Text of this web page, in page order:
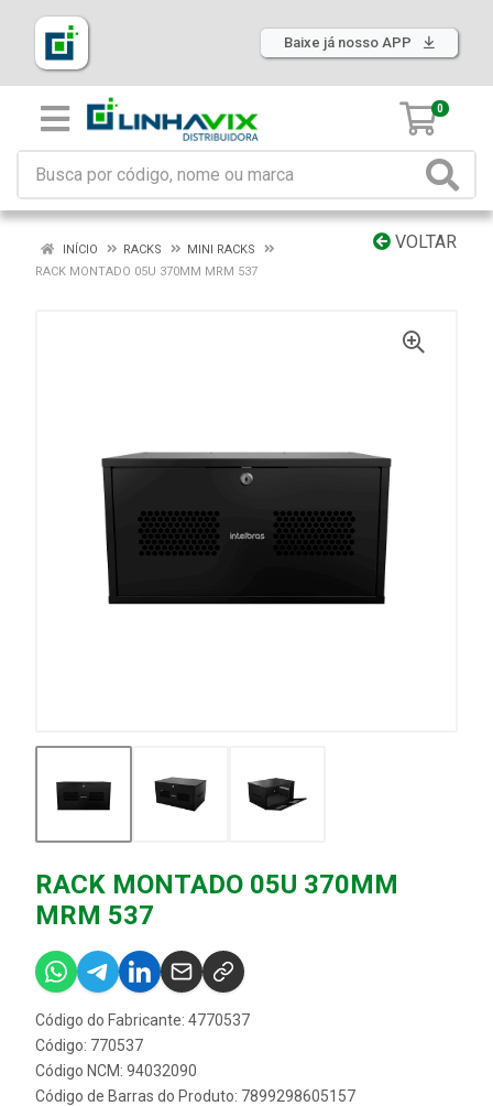
Baixe já nosso APP
0
VOLTAR
INÍCIO RACKS
MINI RACKS
RACK MONTADO 05U 370MM MRM 537
RACK MONTADO 05U 370MM
MRM 537
Código do Fabricante: 4770537
Código: 770537
Código NCM: 94032090
Código de Barras do Produto: 7899298605157